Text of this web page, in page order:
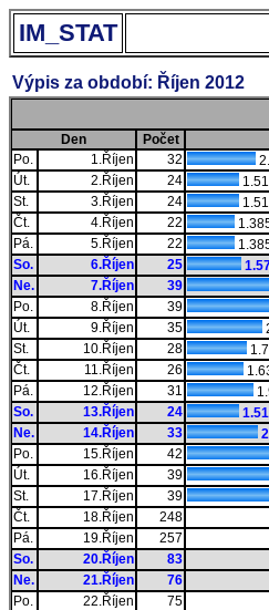
IM_STAT
Výpis za období: Říjen 2012
Den Počet
Po.
1.Říjen 32
Út.
2.Říjen 24
St.
3.Říjen 24
Čt.
4.Říjen 22
Pá.
5.Říjen 22
So.
6.Říjen 25
Ne.
7.Říjen 39
Po.
8.Říjen 39
Út.
9.Říjen 35
St.
10.Říjen 28
Čt.
11.Říjen 26
Pá.
12.Říjen 31
So.
13.Říjen 24
Ne.
14.Říjen 33
Po.
15.Říjen 42
Út.
16.Říjen 39
St.
17.Říjen 39
Čt.
18.Říjen 248
Pá.
19.Říjen 257
So.
20.Říjen 83
Ne.
21.Říjen 76
Po.
22.Říjen 75